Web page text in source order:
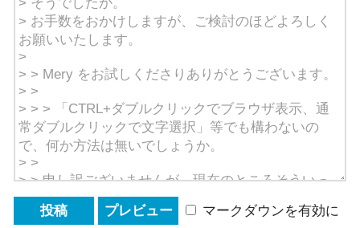
マークダウンを有効に